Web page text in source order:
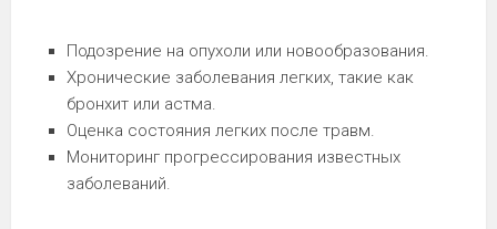
Подозрение на опухоли или новообразования.
Хронические заболевания легких, такие как
бронхит или астма.
Оценка состояния легких после травм.
Мониторинг прогрессирования известных
заболеваний.